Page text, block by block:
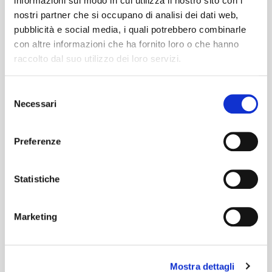
nostri partner che si occupano di analisi dei dati web,
pubblicità e social media, i quali potrebbero combinarle
con altre informazioni che ha fornito loro o che hanno
raccolto dal suo utilizzo dei loro servizi.
delNecessari
Preferenze
Statistiche
Marketing
Mostra dettagli
#BusForFun #Blanco
cantante e cantautore italiano nato a Brescia il 10